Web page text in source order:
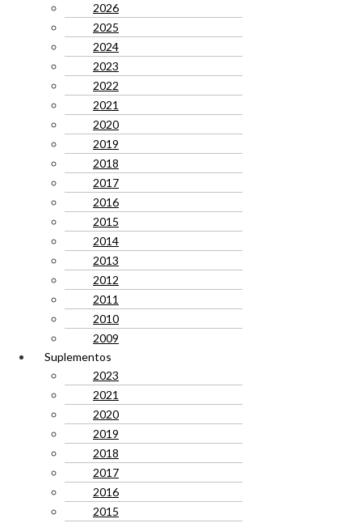
2026
2025
2024
2023
2022
2021
2020
2019
2018
2017
2016
2015
2014
2013
2012
2011
2010
2009
Suplementos
2023
2021
2020
2019
2018
2017
2016
2015